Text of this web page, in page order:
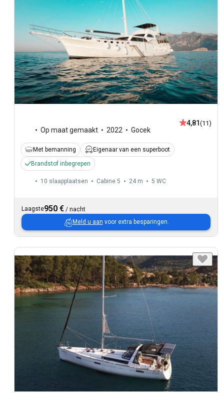
Op maat gemaakt 2022 Gocek
4,81 (11)
Met bemanning
Eigenaar van een superboot
Brandstof inbegrepen
10 slaapplaatsen Cabine 5 24 m 5 WC
Laagste950 € / nacht
Meld u aan voor extra besparingen.